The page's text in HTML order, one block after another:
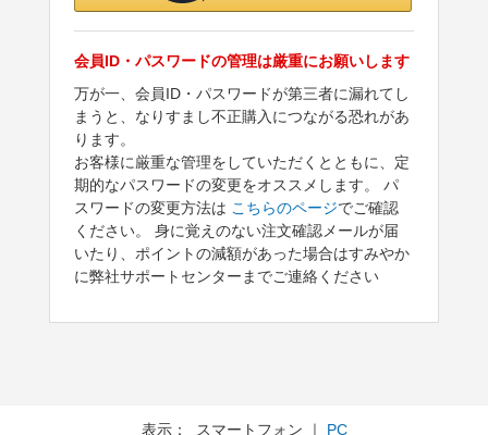
会員ID・パスワードの管理は厳重にお願いします
万が一、会員ID・パスワードが第三者に漏れてし
まうと、なりすまし不正購入につながる恐れがあ
ります。
お客様に厳重な管理をしていただくとともに、定
期的なパスワードの変更をオススメします。 パ
スワードの変更方法は こちらのページでご確認
ください。 身に覚えのない注文確認メールが届
いたり、ポイントの減額があった場合はすみやか
に弊社サポートセンターまでご連絡ください
表示： スマートフォン ｜ PC